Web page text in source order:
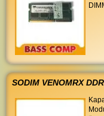
SODIM VENOMRX